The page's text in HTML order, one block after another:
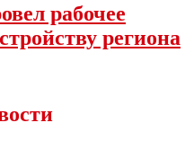
рабочее
региона